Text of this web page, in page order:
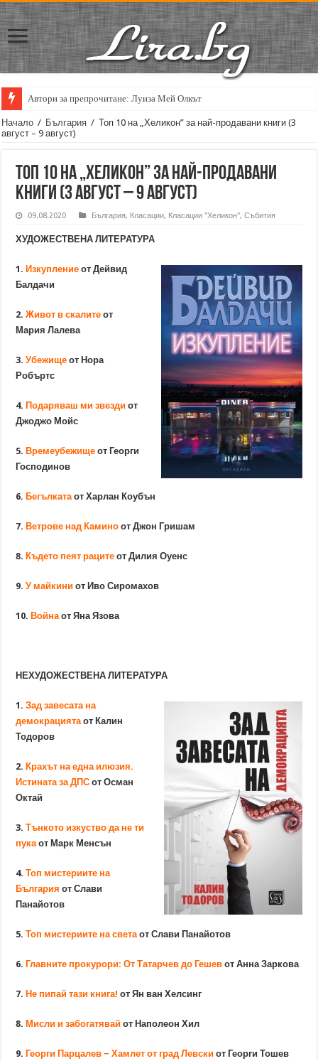
Автори за препрочитане: Луиза Мей Олкът
Кирил Кадийски: „Плачът на големия поет винаги е и сила, и
Начало / България / Топ 10 на „Хеликон” за най-продавани книги (3
август – 9 август)
Топ 10 на „Хеликон” за най-продавани
книги (3 август – 9 август)
09.08.2020 България, Класации, Класации "Хеликон",Събития
ХУДОЖЕСТВЕНА ЛИТЕРАТУРА
1. Изкупление от Дейвид
Балдачи
2.Живот в скалите от
Мария Лалева
3.Убежище от Нора
Робъртс
4. Подаряваш ми звездиот
Джоджо Мойс
5. Времеубежище от Георги
Господинов
6. Бегълкатаот Харлан Коубън
7. Ветрове над Камино от Джон Гришам
8. Където пеят раците от Дилия Оуенс
9.У майкиниот Иво Сиромахов
10. Войнаот Яна Язова
НЕХУДОЖЕСТВЕНА ЛИТЕРАТУРА
1.Зад завесата на
демокрациятаот Калин
Тодоров
2. Крахът на една илюзия.
Истината за ДПСот Осман
Октай
3.Тънкото изкуство да не ти
пукаот Марк Менсън
4.Топ мистериите на
България от Слави
Панайотов
5.Топ мистериите на светаот Слави Панайотов
6. Главните прокурори: От Татарчев до Гешев от Анна Заркова
7. Не пипай тази книга! от Ян ван Хелсинг
8. Мисли и забогатявайот Наполеон Хил
9. Георги Парцалев − Хамлет от град Левски от Георги Тошев